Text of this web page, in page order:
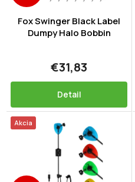
v
Fox Swinger Black Label
Dumpy Halo Bobbin
€31,83
Detail
Akcia